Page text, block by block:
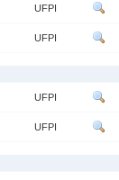
UFPI
UFPI
UFPI
UFPI